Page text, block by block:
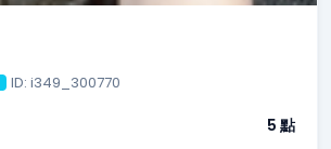
ID: i349_300770
5 點